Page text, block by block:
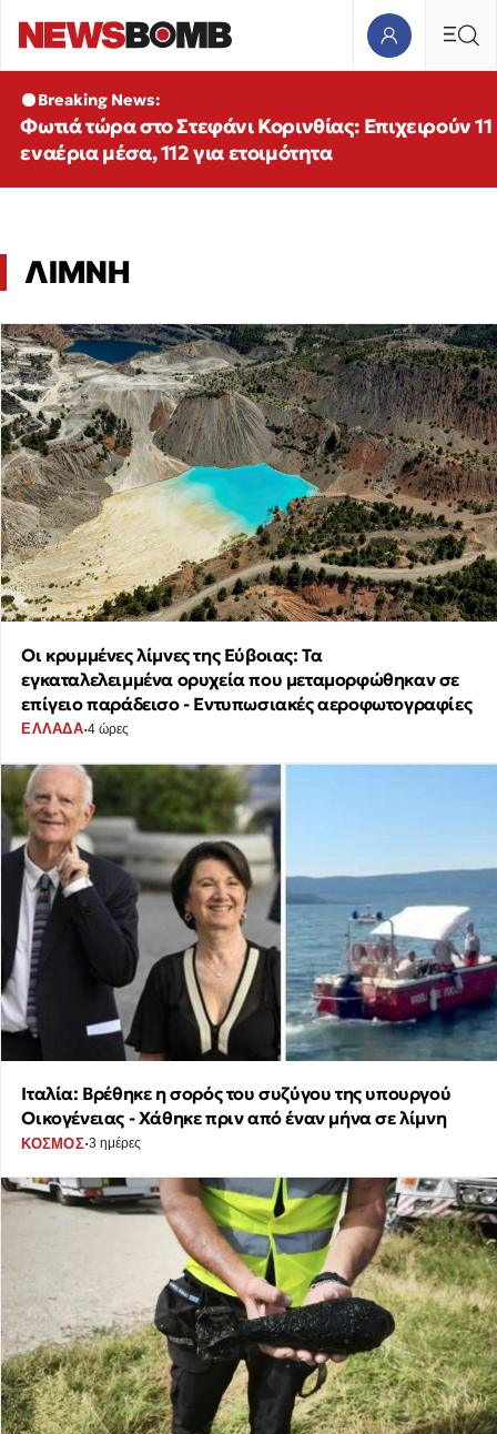
Breaking News:
Φωτιά τώρα στο Στεφάνι Κορινθίας: Επιχειρούν 11
εναέρια μέσα, 112 για ετοιμότητα
ΛΙΜΝΗ
Οι κρυμμένες λίμνες της Εύβοιας: Τα
εγκαταλελειμμένα ορυχεία που μεταμορφώθηκαν σε
επίγειο παράδεισο - Εντυπωσιακές αεροφωτογραφίες
ΕΛΛΑΔΑ·4 ώρες
Ιταλία: Βρέθηκε η σορός του συζύγου της υπουργού
Οικογένειας - Χάθηκε πριν από έναν μήνα σε λίμνη
ΚΟΣΜΟΣ·3 ημέρες